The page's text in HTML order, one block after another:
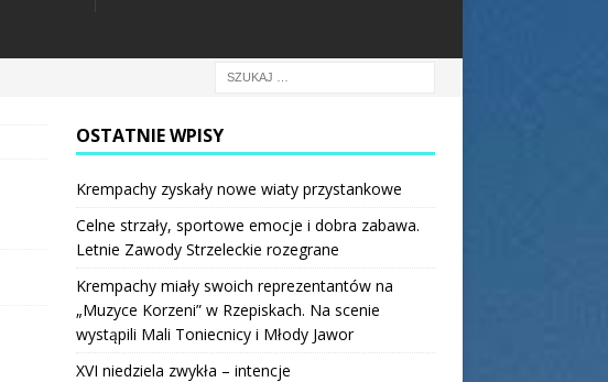
OSTATNIE WPISY
Krempachy zyskały nowe wiaty przystankowe
Celne strzały, sportowe emocje i dobra zabawa.
Letnie Zawody Strzeleckie rozegrane
Krempachy miały swoich reprezentantów na
„Muzyce Korzeni” w Rzepiskach. Na scenie
wystąpili Mali Toniecnicy i Młody Jawor
XVI niedziela zwykła – intencje